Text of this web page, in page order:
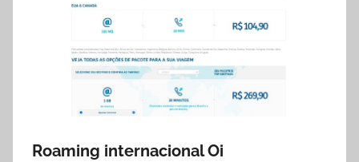
Roaming internacional Oi